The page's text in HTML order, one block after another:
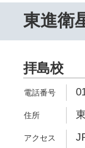
東進衛
拝島校